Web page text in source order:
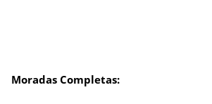
Moradas Completas: